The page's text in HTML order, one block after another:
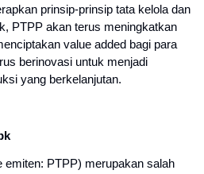
prinsip-prinsip tata kelola dan
PTPP akan terus meningkatkan
value added bagi para
berinovasi untuk menjadi
yang berkelanjutan.
emiten: PTPP) merupakan salah